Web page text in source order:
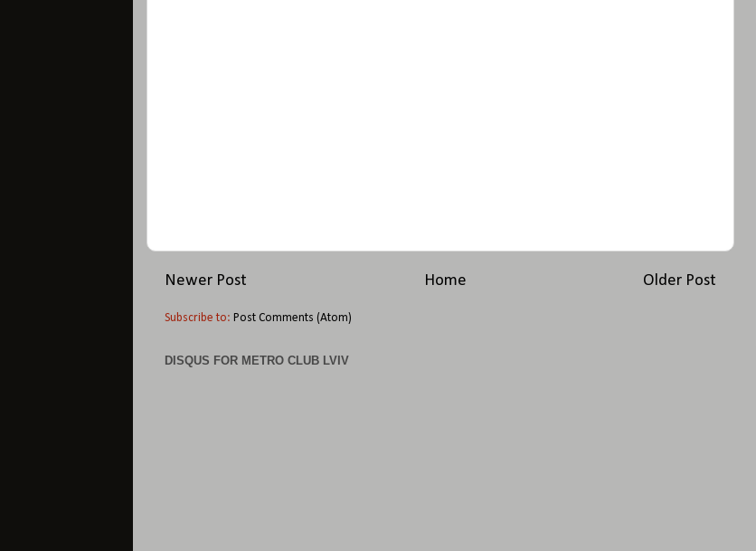
Newer Post Older Post
Home
Subscribe to: Post Comments (Atom)
DISQUS FOR METRO CLUB LVIV